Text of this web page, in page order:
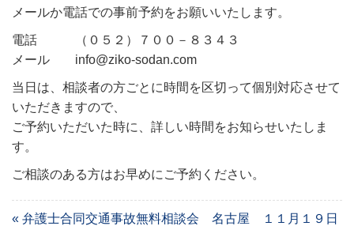
メールか電話での事前予約をお願いいたします。
電話 （０５２）７００－８３４３
メール info@ziko-sodan.com
当日は、相談者の方ごとに時間を区切って個別対応させて
いただきますので、
ご予約いただいた時に、詳しい時間をお知らせいたしま
す。
ご相談のある方はお早めにご予約ください。
« 弁護士合同交通事故無料相談会 名古屋 １１月１９日